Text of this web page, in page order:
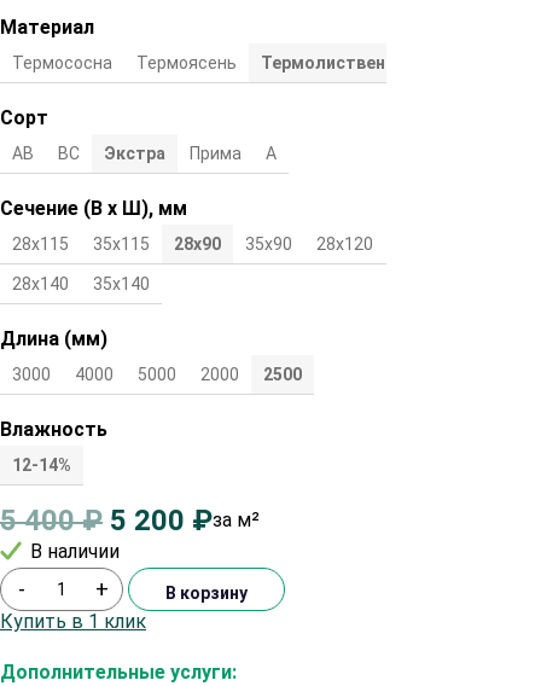
Материал
Термососна Термоясень Термолиственница
Сорт
АВ ВС Экстра Прима А
Сечение (В х Ш), мм
28х115 35х115 28х90 35х90 28х120
28х140 35х140
Длина (мм)
3000 4000 5000 2000 2500
Влажность
12-14%
5 400₽ 5 200 ₽за м²
В наличии
Дополнительные услуги:
- + В корзину
Купить в 1 клик